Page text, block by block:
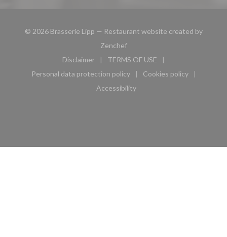
© 2026 Brasserie Lipp — Restaurant website created by
Zenchef((opens in a new window))
Disclaimer
((opens in a new window))
TERMS OF USE
((opens in a new window))
Personal data protection policy
((opens in a new window))
Cookies policy
((opens in a new
Accessibility
((opens in a new window))